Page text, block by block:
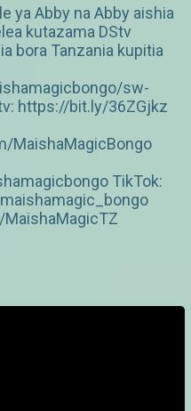
ya Abby na Abby aishia
kutazama DStv
bora Tanzania kupitia
sw-
https://bit.ly/36ZGjkz
MaishaMagicBongo
TikTok: